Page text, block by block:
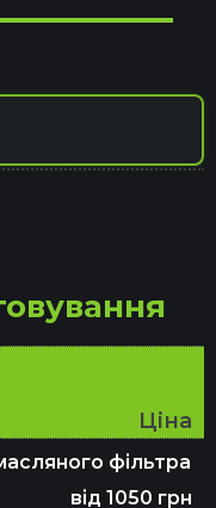
ДТП
Ціна
фільтра
від 1050 грн